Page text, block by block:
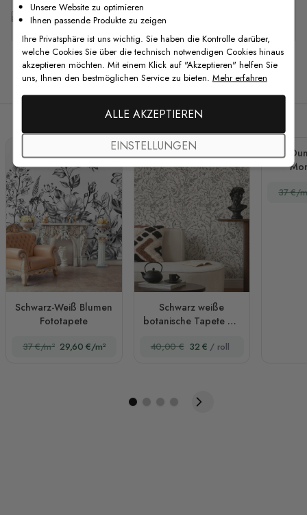
Kostenlose Anpassung
Verwandte Produkte
Schwarz-Weiß Blumen
Fototapete
37 €/m² 29,60 €/m²
Schwarz weiße
botanische Tapete mit
Konturzeichnung
40,00 € 32 € / roll
37 €/
Unsere Website zu optimieren
Ihnen passende Produkte zu zeigen
Ihre Privatsphäre ist uns wichtig. Sie haben die Kontrolle darüber,
welche Cookies Sie über die technisch notwendigen Cookies hinaus
akzeptieren möchten. Mit einem Klick auf "Akzeptieren" helfen Sie
uns, Ihnen den bestmöglichen Service zu bieten. Mehr erfahren
ALLE AKZEPTIEREN
EINSTELLUNGEN